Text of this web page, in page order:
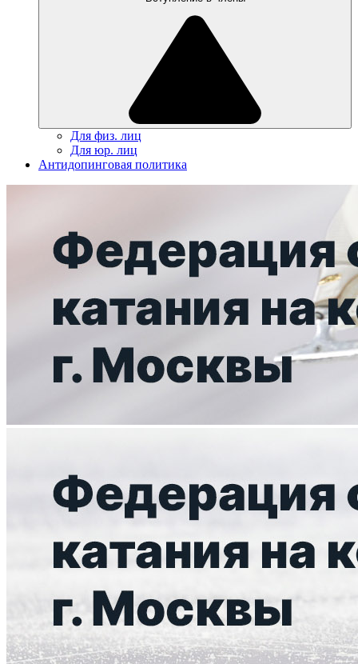
Для физ. лиц
Для юр. лиц
Антидопинговая политика